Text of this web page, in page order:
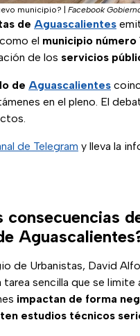
municipio? Facebook
de Aguascalientes
como el municipio número
de los servicios
de Aguascalientes
en el pleno. El
de Telegram y lleva la
consecuencias
de Urbanistas, David
sencilla que se
impactan de forma
estudios técnicos